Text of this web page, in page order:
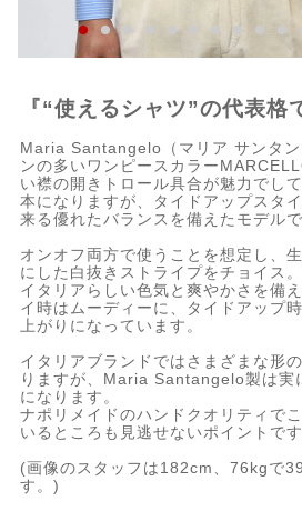
『“使えるシャツ”の代表格
Maria Santangelo（マリア サンタン
ンの多いワンピースカラー
い襟の開きトロール具合が魅力でし
本になりますが、タイドアップスタ
来る優れたバランスを備えたモデルで
オンオフ両方で使うことを想定し、
にした白抜きストライプをチョイス。
イタリアらしい色気と爽やかさを備
イ時はムーディーに、タイドアップ
上がりになっています。
イタリアブランドではさまざまな形
りますが、Maria Santangelo製は実
になります。
ナポリメイドのハンドクオリティで
いるところも見逃せないポイントです
(画像のスタッフは182cm、76kgで
す。)